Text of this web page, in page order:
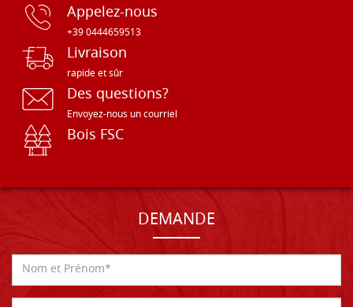
Appelez-nous
+39 0444659513
Livraison
rapide et sûr
Des questions?
Envoyez-nous un courriel
Bois FSC
DEMANDE